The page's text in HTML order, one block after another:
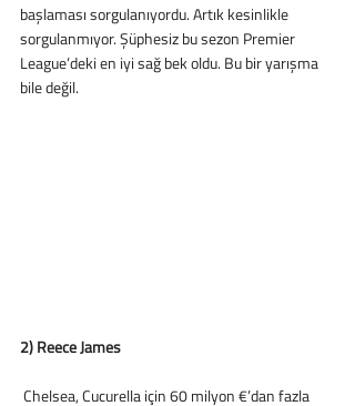
başlaması sorgulanıyordu. Artık kesinlikle
sorgulanmıyor. Şüphesiz bu sezon Premier
League’deki en iyi sağ bek oldu. Bu bir yarışma
bile değil.
2) Reece James